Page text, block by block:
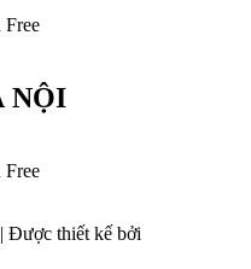
NỘI
Được thiết kế bởi